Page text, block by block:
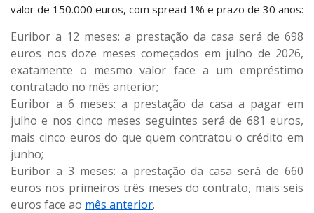
valor de 150.000 euros, com spread 1% e prazo de 30 anos:
Euribor a 12 meses: a prestação da casa será de 698
euros nos doze meses começados em julho de 2026,
exatamente o mesmo valor face a um empréstimo
contratado no mês anterior;
Euribor a 6 meses: a prestação da casa a pagar em
julho e nos cinco meses seguintes será de 681 euros,
mais cinco euros do que quem contratou o crédito em
junho;
Euribor a 3 meses: a prestação da casa será de 660
euros nos primeiros três meses do contrato, mais seis
euros face ao mês anterior.